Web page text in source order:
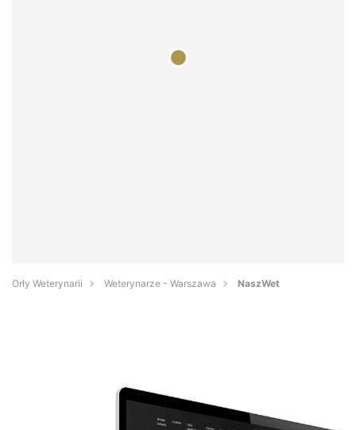
Orły Weterynarii Weterynarze - Warszawa NaszWet